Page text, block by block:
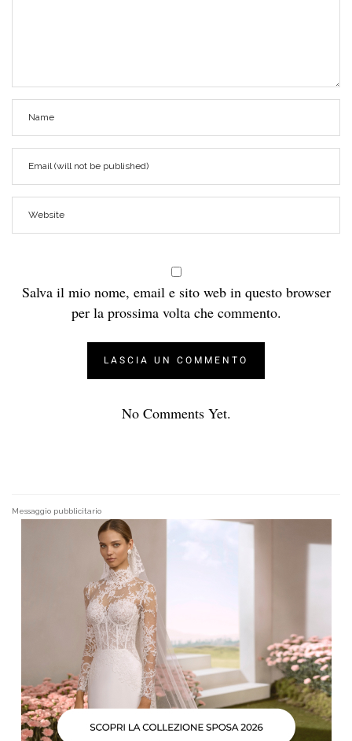
Salva il mio nome, email e sito web in questo browser
per la prossima volta che commento.
No Comments Yet.
Messaggio pubblicitario